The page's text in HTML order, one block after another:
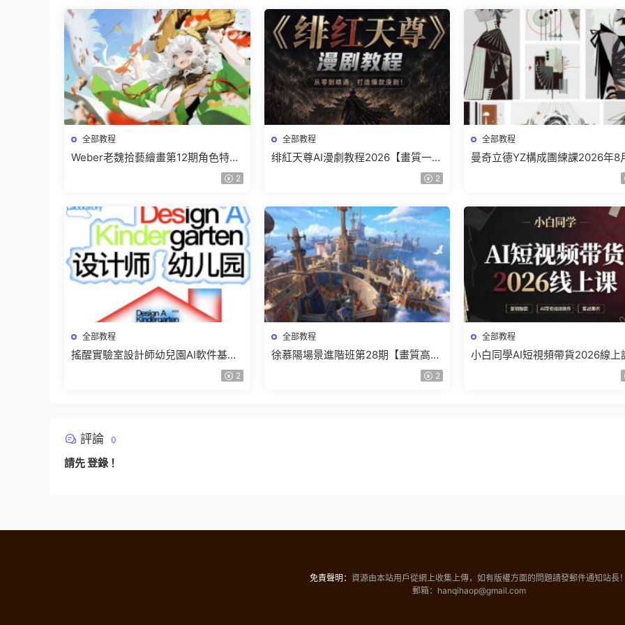
全部教程
Weber老魏拾藝繪畫第12期角色特訓
2
全部教程
绯紅天尊AI漫劇教程2026【畫質一般
2
全部教程
曼奇立德YZ構成團練課2026年8
全部教程
搖醒實驗室設計師幼兒園AI軟件基礎
2
全部教程
徐慕陽場景進階班第28期【畫質高清
2
全部教程
小白同學AI短視頻帶貨2026線上
評論 0
請先登錄 ！
免責聲明： 資源由本站用戶從網上收集上傳，如有版權方面的問題請發郵件通知站長
郵箱：hanqihaop@gmail.com